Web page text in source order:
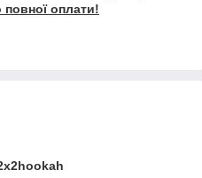
повної оплати!